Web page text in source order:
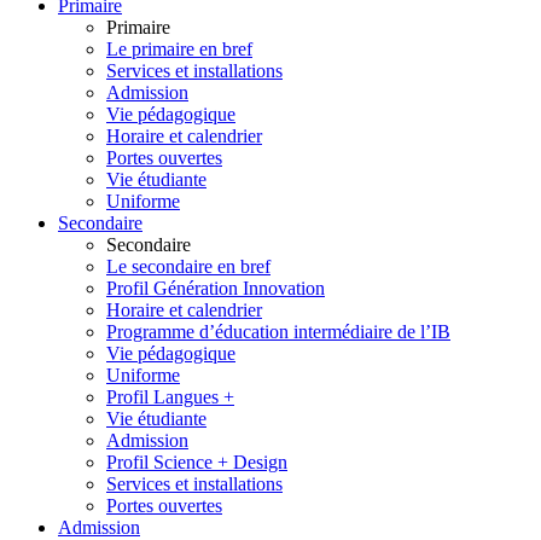
Primaire
Primaire
Le primaire en bref
Services et installations
Admission
Vie pédagogique
Horaire et calendrier
Portes ouvertes
Vie étudiante
Uniforme
Secondaire
Secondaire
Le secondaire en bref
Profil Génération Innovation
Horaire et calendrier
Programme d’éducation intermédiaire de l’IB
Vie pédagogique
Uniforme
Profil Langues +
Vie étudiante
Admission
Profil Science + Design
Services et installations
Portes ouvertes
Admission